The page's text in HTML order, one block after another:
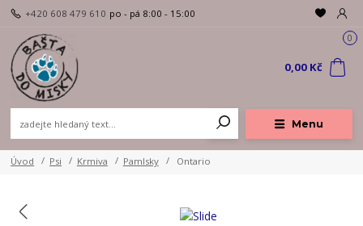
Menu
+420 608 479 610 po - pá 8:00 - 15:00
0
0,00 Kč
Úvod Psi Krmiva Pamlsky Ontario